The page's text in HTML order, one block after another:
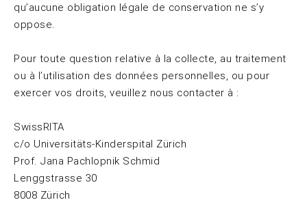
qu’aucune obligation légale de conservation ne s’y
oppose.
Pour toute question relative à la collecte, au traitement
ou à l’utilisation des données personnelles, ou pour
exercer vos droits, veuillez nous contacter à :
SwissRITA
c/o Universitäts-Kinderspital Zürich
Prof. Jana Pachlopnik Schmid
Lenggstrasse 30
8008 Zürich